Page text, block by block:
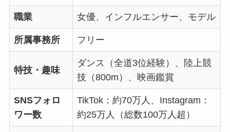
職業 女優、インフルエンサー、モデル
所属事務所 フリー
特技・趣味
ダンス（全道3位経験）、陸上競
技（800m）、映画鑑賞
SNSフォロ
ワー数
TikTok：約70万人、Instagram：
約25万人（総数100万人超）